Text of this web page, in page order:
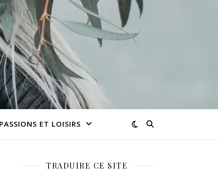
PASSIONS ET LOISIRS
TRADUIRE CE SITE